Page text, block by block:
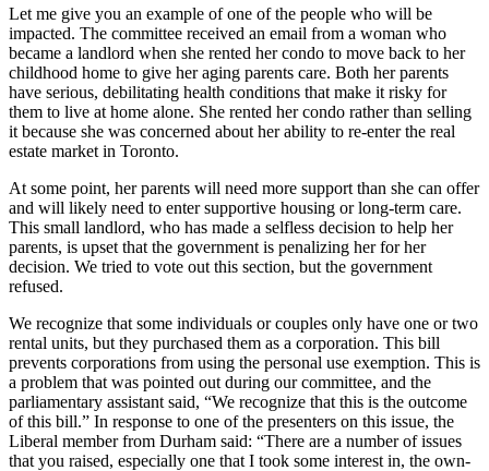
Let me give you an example of one of the people who will be
impacted. The committee received an email from a woman who
became a landlord when she rented her condo to move back to her
childhood home to give her aging parents care. Both her parents
have serious, debilitating health conditions that make it risky for
them to live at home alone. She rented her condo rather than selling
it because she was concerned about her ability to re-enter the real
estate market in Toronto.
At some point, her parents will need more support than she can offer
and will likely need to enter supportive housing or long-term care.
This small landlord, who has made a selfless decision to help her
parents, is upset that the government is penalizing her for her
decision. We tried to vote out this section, but the government
refused.
We recognize that some individuals or couples only have one or two
rental units, but they purchased them as a corporation. This bill
prevents corporations from using the personal use exemption. This is
a problem that was pointed out during our committee, and the
parliamentary assistant said, “We recognize that this is the outcome
of this bill.” In response to one of the presenters on this issue, the
Liberal member from Durham said: “There are a number of issues
that you raised, especially one that I took some interest in, the own-